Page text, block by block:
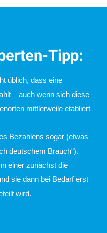
Tipp:
üblich, dass eine
–auch wenn sich diese
mittlerweile etabliert
Bezahlens sogar (etwas
deutschem Brauch“).
einer zunächst die
sie dann bei Bedarf erst
wird.